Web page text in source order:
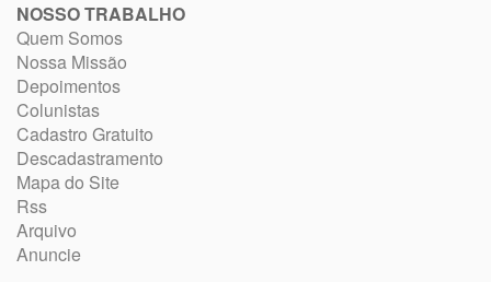
NOSSO TRABALHO
Quem Somos
Nossa Missão
Depoimentos
Colunistas
Cadastro Gratuito
Descadastramento
Mapa do Site
Rss
Arquivo
Anuncie